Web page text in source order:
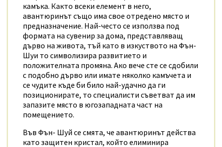
камъка. Както всеки елемент в него,
авантюринът също има свое отредено място и
предназначение. Най-често се използва под
формата на сувенир за дома, представляващ
дърво на живота, тъй като в изкуството на Фън-
Шуи то символизира развитието и
положителната промяна. Ако вече сте се сдобили
с подобно дърво или имате няколко камъчета и
се чудите къде би било най-удачно да ги
позиционирате, то специалисти съветват да им
запазите място в югозападната част на
помещението.
Във Фън- Шуй се смята, че авантюринът действа
като защитен кристал, който елиминира